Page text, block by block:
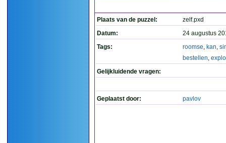
Plaats van de puzzel:
zelf.pxd
Datum:
24 augustus
Tags:
roomse, kan,
bestellen,
Gelijkluidende vragen:
Geplaatst door: pavlov